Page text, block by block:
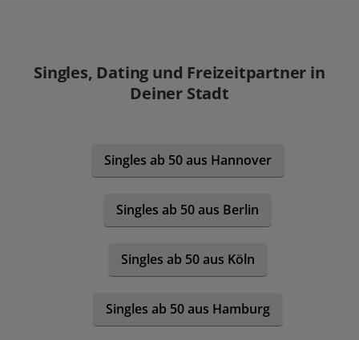
Singles, Dating und Freizeitpartner in
Deiner Stadt
Singles ab 50 aus Hannover
Singles ab 50 aus Berlin
Singles ab 50 aus Köln
Singles ab 50 aus Hamburg